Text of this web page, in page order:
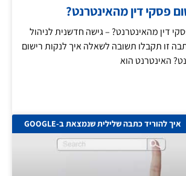
פסקי דין מהאינטרנט?
דין מהאינטרנט? – גישה חדשנית לניהול
זו תקבלו תשובה לשאלה איך לנקות רישום
האינטרנט הוא
איך להוריד כתבה שלילית שנמצאת ב-GOOGLE